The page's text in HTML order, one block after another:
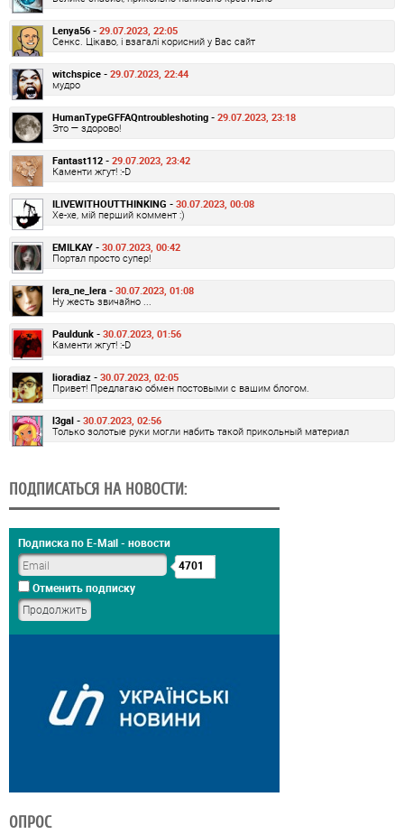
Lenya56 - 29.07.2023, 22:05
Сенкс. Цікаво, і взагалі корисний у Вас сайт
witchspice - 29.07.2023, 22:44
мудро
HumanTypeGFFAQntroubleshoting - 29.07.2023, 23:18
Это — здорово!
Fantast112 - 29.07.2023, 23:42
Каменти жгут! :-D
ILIVEWITHOUTTHINKING - 30.07.2023, 00:08
Хе-хе, мій перший коммент :)
EMILKAY - 30.07.2023, 00:42
Портал просто супер!
lera_ne_lera - 30.07.2023, 01:08
Ну жесть звичайно ...
Pauldunk - 30.07.2023, 01:56
Каменти жгут! :-D
lioradiaz - 30.07.2023, 02:05
Привет! Предлагаю обмен постовыми с вашим блогом.
l3gal - 30.07.2023, 02:56
Только золотые руки могли набить такой прикольный материал
ПОДПИСАТЬСЯ НА НОВОСТИ:
Подписка по E-Mail - новости
4701
Отменить подписку
ОПРОС